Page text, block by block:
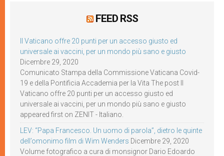
FEED RSS
Il Vaticano offre 20 punti per un accesso giusto ed
universale ai vaccini, per un mondo più sano e giusto
Dicembre 29, 2020
Comunicato Stampa della Commissione Vaticana Covid-
19 e della Pontificia Accademia per la Vita The post Il
Vaticano offre 20 punti per un accesso giusto ed
universale ai vaccini, per un mondo più sano e giusto
appeared first on ZENIT - Italiano.
LEV: “Papa Francesco. Un uomo di parola”, dietro le quinte
dell’omonimo film di Wim Wenders Dicembre 29, 2020
Volume fotografico a cura di monsignor Dario Edoardo